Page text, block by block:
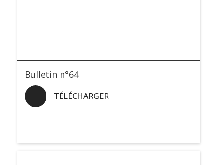
Bulletin n°64
TÉLÉCHARGER